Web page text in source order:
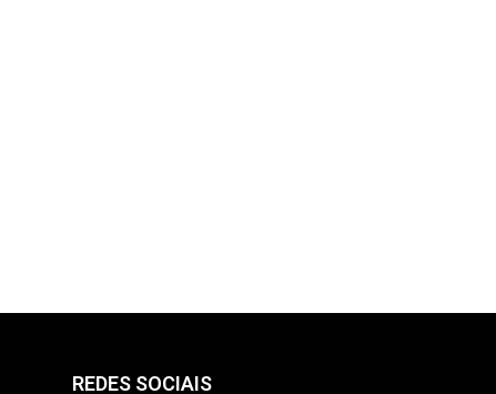
REDES SOCIAIS